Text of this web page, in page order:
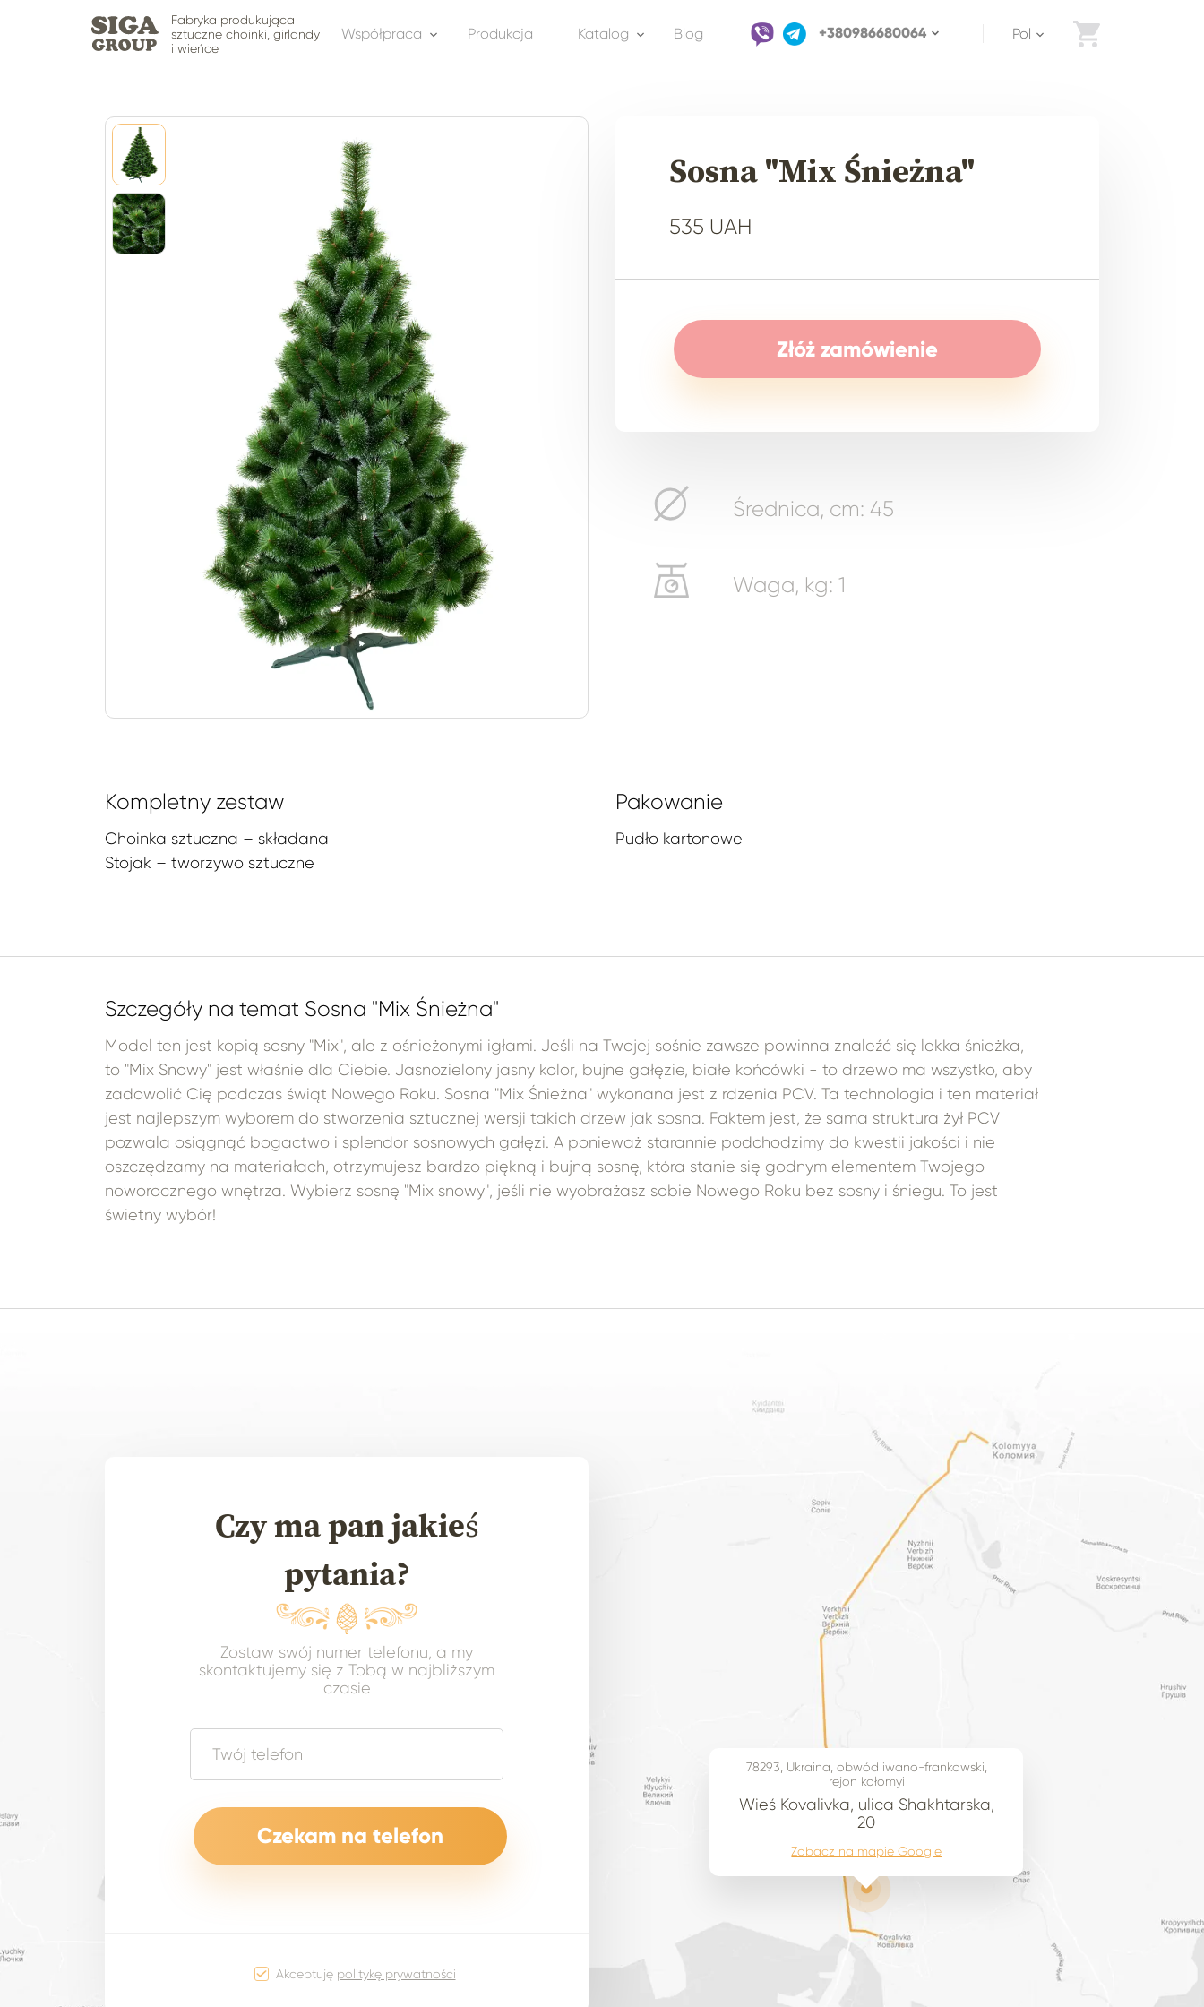
Fabryka produkująca
sztuczne choinki, girlandy
i wieńce
Współpraca Produkcja Katalog Blog +380986680064 pol
Sosna "Mix Śnieżna"
535 UAH
Złóż zamówienie
Średnica, cm: 45
Waga, kg: 1
Kompletny zestaw
Choinka sztuczna – składana
Stojak – tworzywo sztuczne
Pakowanie
Pudło kartonowe
Szczegóły na temat Sosna "Mix Śnieżna"
Model ten jest kopią sosny "Mix", ale z ośnieżonymi igłami. Jeśli na Twojej sośnie zawsze powinna znaleźć się lekka śnieżka,
to "Mix Snowy" jest właśnie dla Ciebie. Jasnozielony jasny kolor, bujne gałęzie, białe końcówki - to drzewo ma wszystko, aby
zadowolić Cię podczas świąt Nowego Roku. Sosna "Mix Śnieżna" wykonana jest z rdzenia PCV. Ta technologia i ten materiał
jest najlepszym wyborem do stworzenia sztucznej wersji takich drzew jak sosna. Faktem jest, że sama struktura żył PCV
pozwala osiągnąć bogactwo i splendor sosnowych gałęzi. A ponieważ starannie podchodzimy do kwestii jakości i nie
oszczędzamy na materiałach, otrzymujesz bardzo piękną i bujną sosnę, która stanie się godnym elementem Twojego
noworocznego wnętrza. Wybierz sosnę "Mix snowy", jeśli nie wyobrażasz sobie Nowego Roku bez sosny i śniegu. To jest
świetny wybór!
78293, Ukraina, obwód iwano-frankowski,
rejon kołomyi
Wieś Kovalivka, ulica Shakhtarska,
20
Zobacz na mapie Google
Czy ma pan jakieś
pytania?
Zostaw swój numer telefonu, a my
skontaktujemy się z Tobą w najbliższym
czasie
Akceptuję politykę prywatności